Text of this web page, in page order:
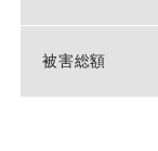
被害総額